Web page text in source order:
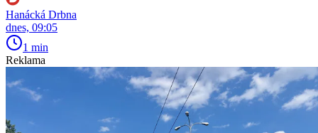
Hanácká Drbna
dnes, 09:05
1 min
Reklama